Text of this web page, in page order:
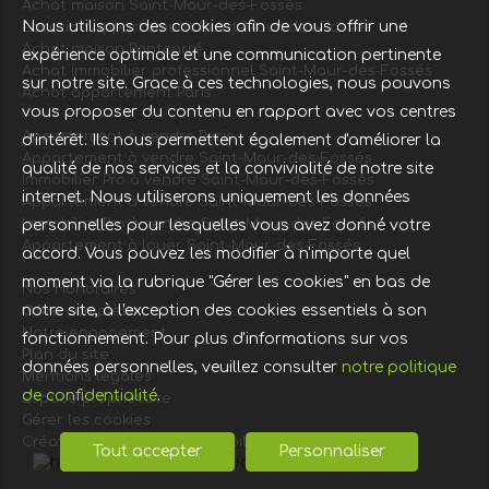
Achat maison Saint-Maur-des-Fossés
Location appartement Saint-Maur-des-Fossés
Achat maison Pontcarré
Achat immobilier professionnel Saint-Maur-des-Fossés
Achat appartement Paris
Appartement à vendre Paris
Appartement à vendre Saint-Maur-des-Fossés
Immobilier Pro à vendre Saint-Maur-des-Fossés
Appartement à vendre Saint-Maur-des-Fossés
Immobilier Pro à vendre Saint-Maur-des-Fossés
Appartement à louer Saint-Maur-des-Fossés
Nos Honoraires
Offre complète
Notre engagement
Plan du site
Mentions légales
Espace propriétaire
Gérer les cookies
Création site internet immobilier
Nous utilisons des cookies afin de vous offrir une
expérience optimale et une communication pertinente
sur notre site. Grace à ces technologies, nous pouvons
vous proposer du contenu en rapport avec vos centres
d'intérêt. Ils nous permettent également d'améliorer la
qualité de nos services et la convivialité de notre site
internet. Nous utiliserons uniquement les données
personnelles pour lesquelles vous avez donné votre
accord. Vous pouvez les modifier à n'importe quel
moment via la rubrique "Gérer les cookies" en bas de
notre site, à l'exception des cookies essentiels à son
fonctionnement. Pour plus d'informations sur vos
données personnelles, veuillez consulter notre politique
de confidentialité.
Tout accepter Personnaliser